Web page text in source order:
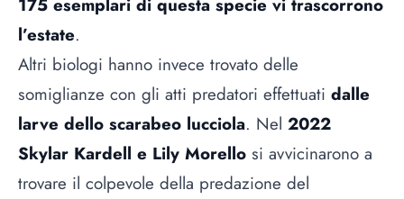
l’estate.
Altri biologi hanno invece trovato delle
somiglianze con gli atti predatori effettuati dalle
larve dello scarabeo lucciola. Nel 2022
Skylar Kardell e Lily Morello si avvicinarono a
trovare il colpevole della predazione del